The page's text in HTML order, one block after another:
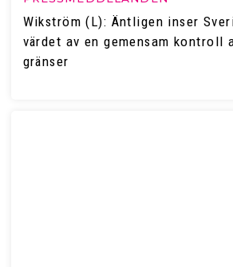
Wikström (L): Äntligen inser
värdet av en gemensam kontroll
gränser